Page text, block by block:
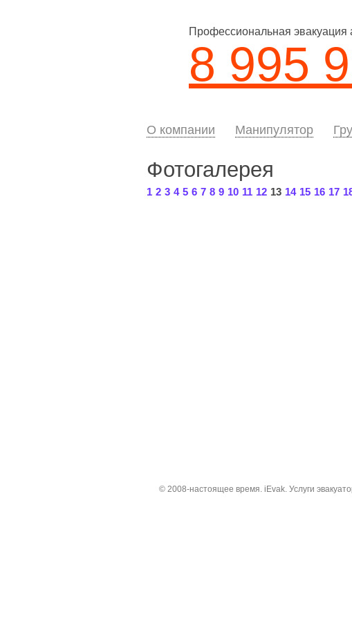
Профессиональная эвакуация
8 995
О компании Манипулятор
Фотогалерея
1 2 3 4 5 6 7 8 9 10 11 12 13 14 15 16 17
© 2008-настоящее время. iEvak. Услуги